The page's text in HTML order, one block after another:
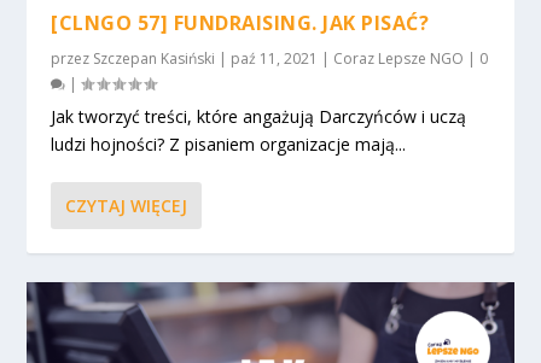
[CLNGO 57] FUNDRAISING. JAK PISAĆ?
przez Szczepan Kasiński | paź 11, 2021 | Coraz Lepsze NGO | 0
|
Jak tworzyć treści, które angażują Darczyńców i uczą
ludzi hojności? Z pisaniem organizacje mają...
CZYTAJ WIĘCEJ